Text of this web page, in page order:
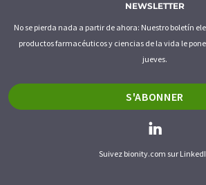
NEWSLETTER
No se pierda nada a partir de ahora: Nuestro boletín
productos farmacéuticos y ciencias de la vida le
jueves.
S'ABONNER
Suivez bionity.com sur